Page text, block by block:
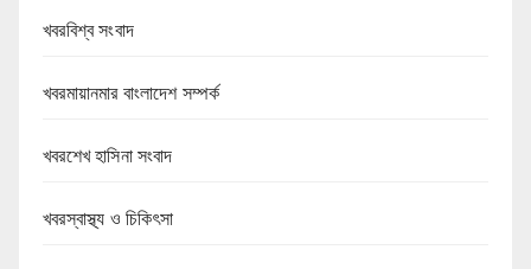
খবরবিশ্ব সংবাদ
খবরমায়ানমার বাংলাদেশ সম্পর্ক
খবরশেখ হাসিনা সংবাদ
খবরস্বাস্থ্য ও চিকিৎসা